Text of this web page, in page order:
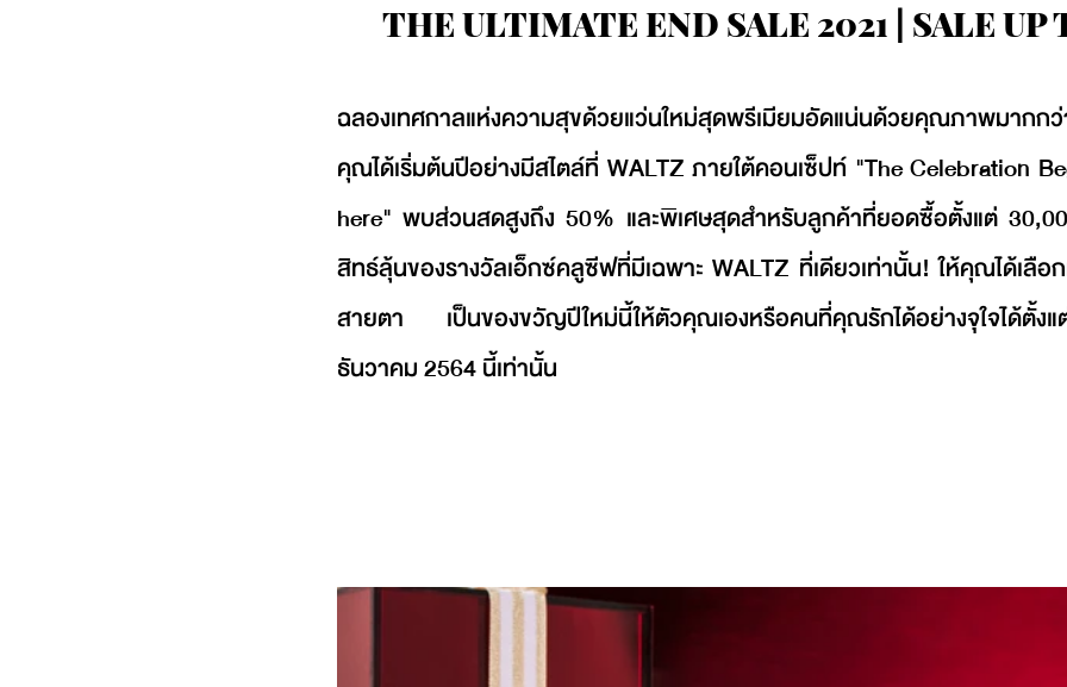
THE ULTIMATE END SALE 2021 | SALE UP
ฉลองเทศกาลแห่งความสุขด้วยแว่นใหม่สุดพรีเมียมอัดแน่นด้วยคุณภาพมากก
คุณได้เริ่มต้นปีอย่างมีสไตล์ที่ WALTZ ภายใต้คอนเซ็ปท์ "The Celebration
here" พบส่วนสดสูงถึง 50% และพิเศษสุดสำหรับลูกค้าที่ยอดซื้อตั้งแต่
สิทธ์ลุ้นของรางวัลเอ็กซ์คลูซีฟที่มีเฉพาะ WALTZ ที่เดียวเท่านั้น! ให้คุณได้เลือ
สายตา เป็นของขวัญปีใหม่นี้ให้ตัวคุณเองหรือคนที่คุณรักได้อย่างจุใจได้
ธันวาคม 2564 นี้เท่านั้น